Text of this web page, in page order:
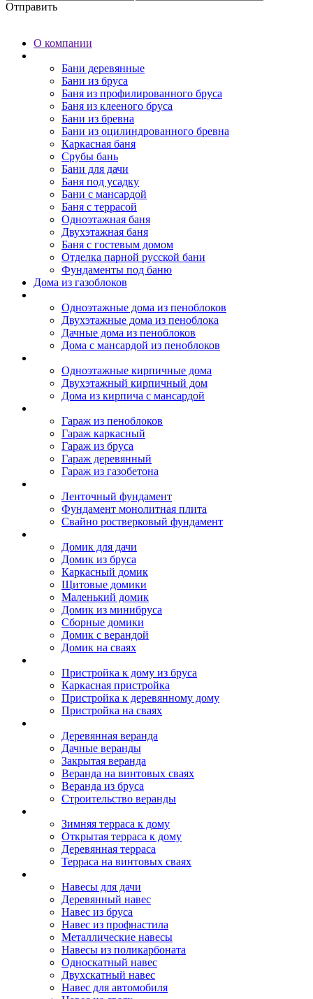
Отправить
О компании
Бани деревянные
Бани из бруса
Баня из профилированного бруса
Баня из клееного бруса
Бани из бревна
Бани из оцилиндрованного бревна
Каркасная баня
Срубы бань
Бани для дачи
Баня под усадку
Бани с мансардой
Баня с террасой
Одноэтажная баня
Двухэтажная баня
Баня с гостевым домом
Отделка парной русской бани
Фундаменты под баню
Дома из газоблоков
Одноэтажные дома из пеноблоков
Двухэтажные дома из пеноблока
Дачные дома из пеноблоков
Дома с мансардой из пеноблоков
Одноэтажные кирпичные дома
Двухэтажный кирпичный дом
Дома из кирпича с мансардой
Гараж из пеноблоков
Гараж каркасный
Гараж из бруса
Гараж деревянный
Гараж из газобетона
Ленточный фундамент
Фундамент монолитная плита
Свайно ростверковый фундамент
Домик для дачи
Домик из бруса
Каркасный домик
Щитовые домики
Маленький домик
Домик из минибруса
Сборные домики
Домик с верандой
Домик на сваях
Пристройка к дому из бруса
Каркасная пристройка
Пристройка к деревянному дому
Пристройка на сваях
Деревянная веранда
Дачные веранды
Закрытая веранда
Веранда на винтовых сваях
Веранда из бруса
Строительство веранды
Зимняя терраса к дому
Открытая терраса к дому
Деревянная терраса
Терраса на винтовых сваях
Навесы для дачи
Деревянный навес
Навес из бруса
Навес из профнастила
Металлические навесы
Навесы из поликарбоната
Односкатный навес
Двухскатный навес
Навес для автомобиля